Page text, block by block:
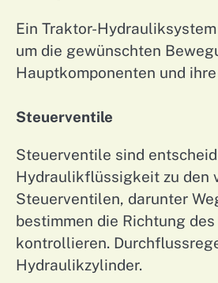
Ein Traktor-
um die gewünschten
Hauptkomponenten und
Steuerventile
Steuerventile sind
Hydraulikflüssigkeit zu den
Steuerventilen, darunter
bestimmen die Richtung
kontrollieren.
Hydraulikzylinder.